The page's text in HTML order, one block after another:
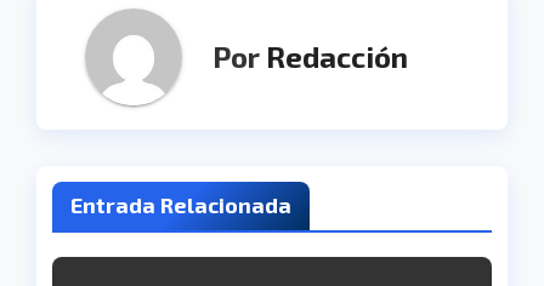
Por Redacción
Entrada Relacionada